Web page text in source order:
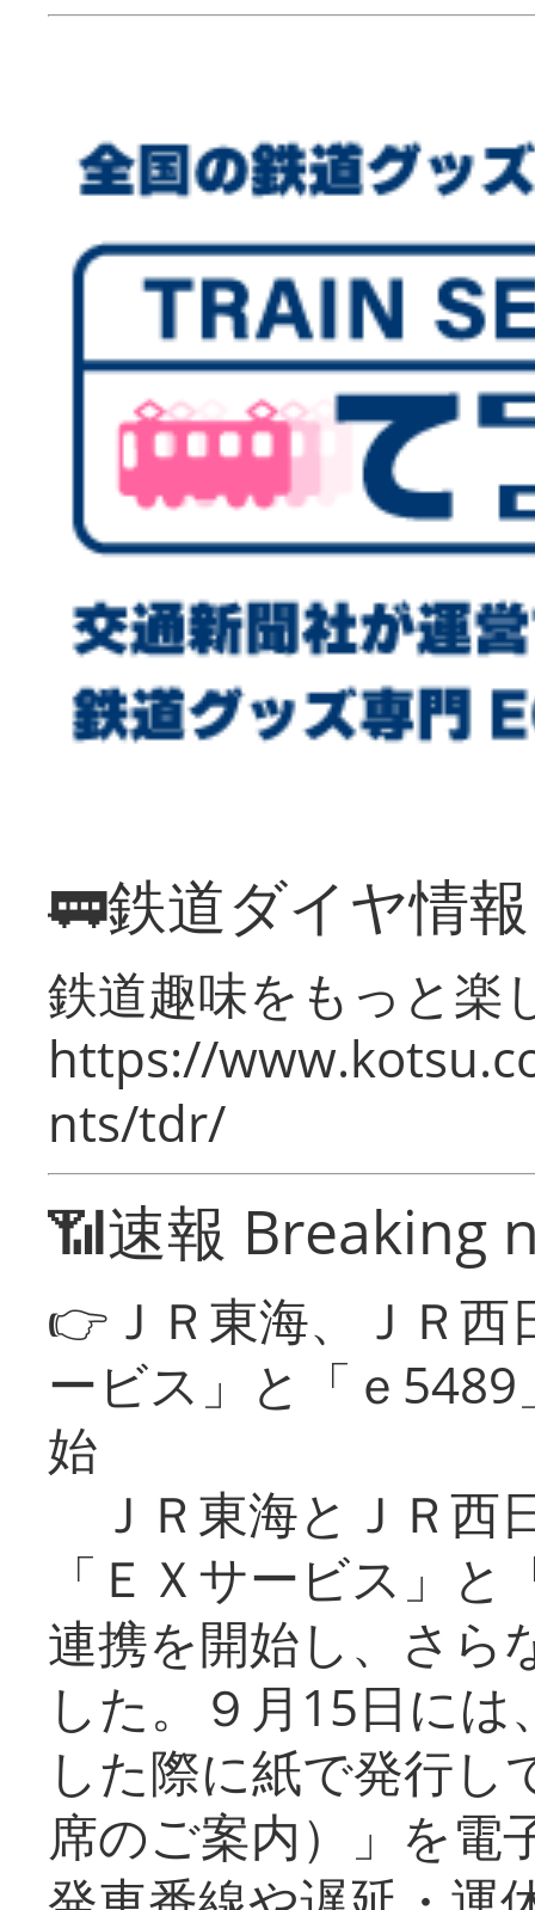
🚃鉄道ダイヤ情
鉄道趣味をもっと楽
https://
nts/tdr/
📶速報 Breaking
👉ＪＲ東海、ＪＲ
ービス」と「ｅ
始
ＪＲ東海とＪＲ西
「ＥＸサービス」
連携を開始し、さら
した。９月15日に
した際に紙で発行し
席のご案内）」を電